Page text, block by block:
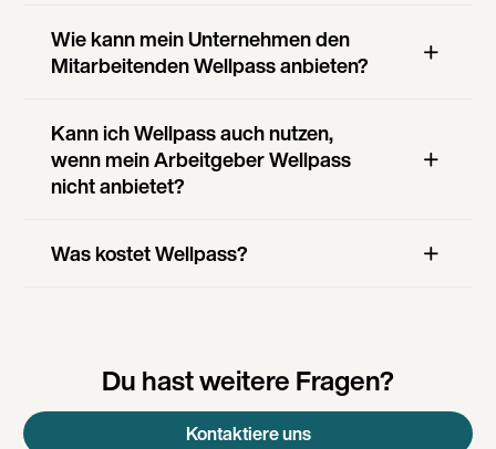
Wie kann mein Unternehmen den
Mitarbeitenden Wellpass anbieten?
Kann ich Wellpass auch nutzen,
wenn mein Arbeitgeber Wellpass
nicht anbietet?
Was kostet Wellpass?
Du hast weitere Fragen?
Kontaktiere uns